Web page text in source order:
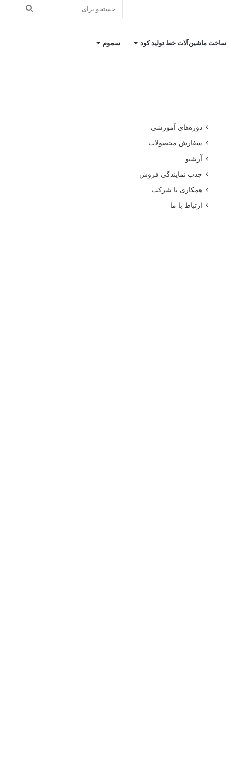
جستجو
ساخت ماشین‌آلات خط تولید کود سموم
دوره‌های آموزشی
سفارش محصولات
آرشیو
جذب نمایندگی فروش
همکاری با شرکت
ارتباط با ما